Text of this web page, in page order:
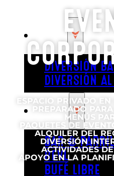
JUGAR
DIVERSIÓN
DIVERSIÓN
COMER
BAR &
REVL
BUFÉ LIBRE
ESPACIO PRIVADO
PREPARADO
MENÚS
PAQUETES DE
ALQUILER DEL
DIVERSIÓN
ACTIVIDADES
APOYO EN LA